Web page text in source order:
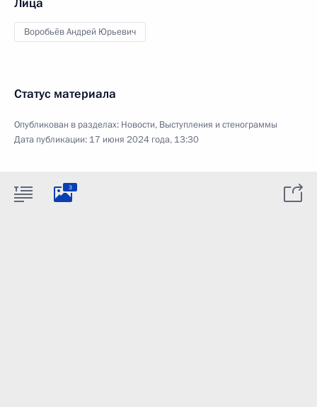
Воробьёв Андрей Юрьевич
Статус материала
Опубликован в разделах: Новости, Выступления и стенограммы
Дата публикации: 17 июня 2024 года, 13:30
3